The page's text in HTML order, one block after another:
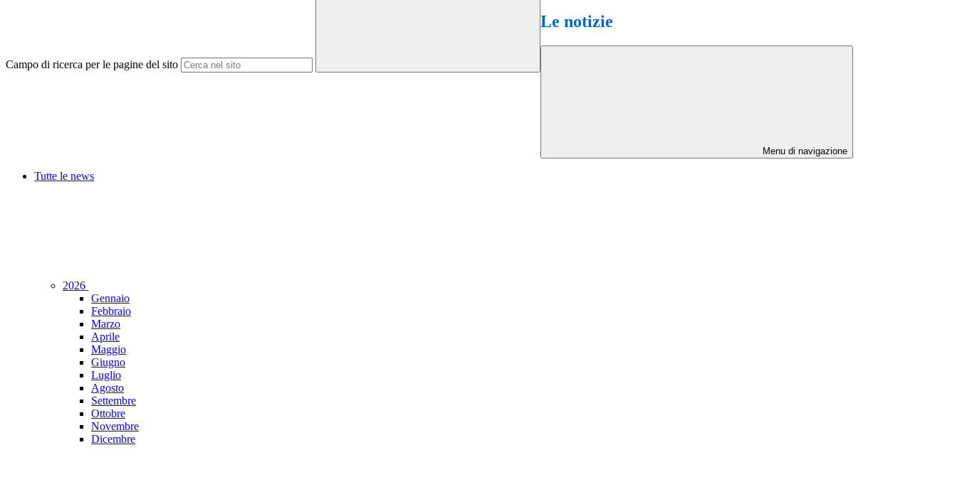
Campo di ricerca per le pagine del sito
Le notizie
Menu di navigazione
Tutte le news
2026
Gennaio
Febbraio
Marzo
Aprile
Maggio
Giugno
Luglio
Agosto
Settembre
Ottobre
Novembre
Dicembre